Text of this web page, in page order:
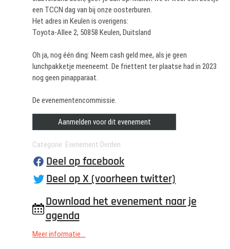
een TCCN dag van bij onze oosterburen.
Het adres in Keulen is overigens:
Toyota-Allee 2, 50858 Keulen, Duitsland
Oh ja, nog één ding: Neem cash geld mee, als je geen
lunchpakketje meeneemt. De friettent ter plaatse had in 2023
nog geen pinapparaat.
De evenementencommissie.
Aanmelden voor dit evenement
Categorie Evenement Derden
Deel op facebook
Deel op X (voorheen twitter)
Download het evenement naar je
agenda
Meer informatie...